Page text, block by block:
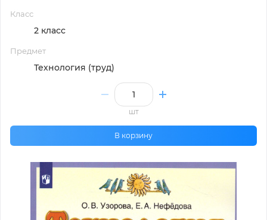
Класс
2 класс
Предмет
Технология (труд)
шт
В корзину